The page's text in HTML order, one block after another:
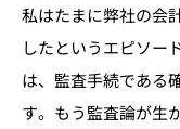
私はたまに弊社の会
したというエピソー
は、監査手続である
す。もう監査論が生